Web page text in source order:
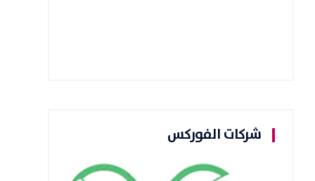
شركات الفوركس